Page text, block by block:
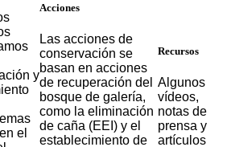
y
el
Acciones
Las acciones de
conservación se
basan en acciones
de recuperación del
bosque de galería,
como la eliminación
de caña (EEI) y el
establecimiento de
Recursos
Algunos
vídeos,
notas de
prensa y
artículos